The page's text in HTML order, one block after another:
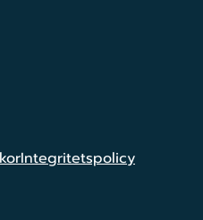
Integritetspolicy